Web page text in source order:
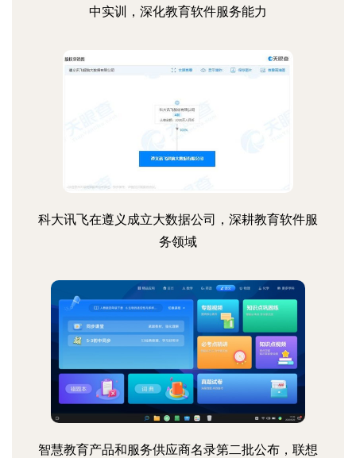
中实训，深化教育软件服务能力
科大讯飞在遵义成立大数据公司，深耕教育软件服
务领域
智慧教育产品和服务供应商名录第二批公布，联想